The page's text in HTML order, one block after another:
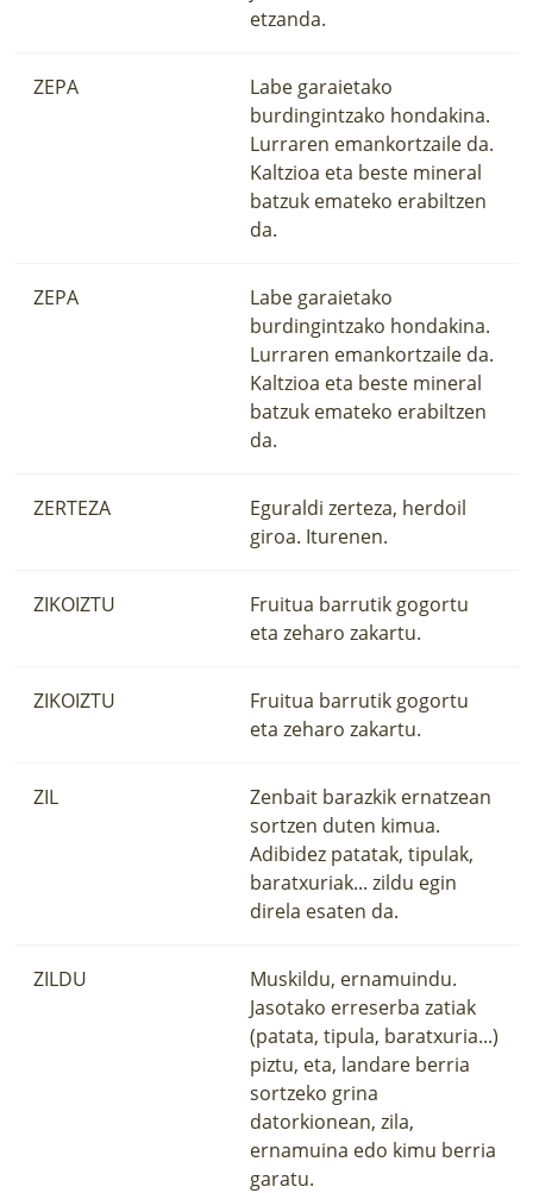
etzanda.
ZEPA
Labe garaietako
burdingintzako hondakina.
Lurraren emankortzaile da.
Kaltzioa eta beste mineral
batzuk emateko erabiltzen
da.
ZEPA
Labe garaietako
burdingintzako hondakina.
Lurraren emankortzaile da.
Kaltzioa eta beste mineral
batzuk emateko erabiltzen
da.
ZERTEZA
Eguraldi zerteza, herdoil
giroa. Iturenen.
ZIKOIZTU
Fruitua barrutik gogortu
eta zeharo zakartu.
ZIKOIZTU
Fruitua barrutik gogortu
eta zeharo zakartu.
ZIL
Zenbait barazkik ernatzean
sortzen duten kimua.
Adibidez patatak, tipulak,
baratxuriak... zildu egin
direla esaten da.
ZILDU
Muskildu, ernamuindu.
Jasotako erreserba zatiak
(patata, tipula, baratxuria...)
piztu, eta, landare berria
sortzeko grina
datorkionean, zila,
ernamuina edo kimu berria
garatu.